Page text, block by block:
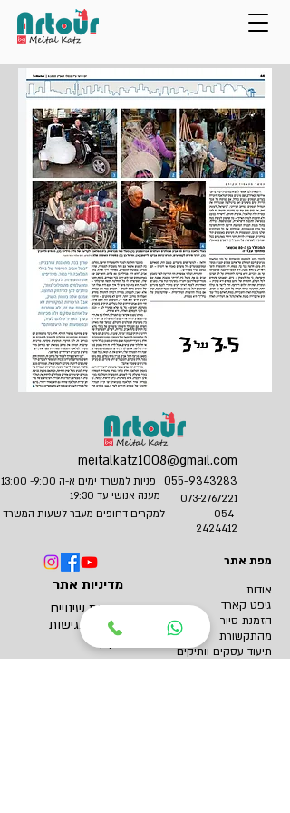
meitalkatz1008@gmail.com
מענה אנושי עד 19:30
073-2767221
למקרים דחופים מעבר לשעות המשרד
054-
2424412
055-9343283 פניות למשרד ימים א-ה 9:00- 13:00
מדיניות אתר
הצהרת נגישות
מדיניות שינויים
מפת אתר
אודות
גיפט קארד
הזמנת סיור
מהתקשורת
תיעוד עסקים וותיקים